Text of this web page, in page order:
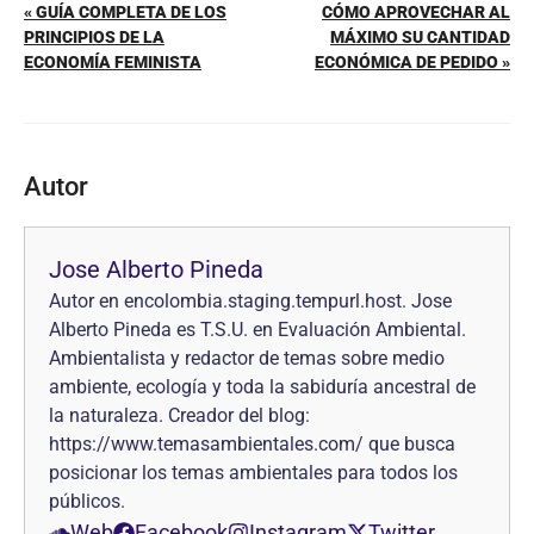
« GUÍA COMPLETA DE LOS
PRINCIPIOS DE LA
ECONOMÍA FEMINISTA
CÓMO APROVECHAR AL
MÁXIMO SU CANTIDAD
ECONÓMICA DE PEDIDO »
Autor
Jose Alberto Pineda
Autor en encolombia.staging.tempurl.host. Jose
Alberto Pineda es T.S.U. en Evaluación Ambiental.
Ambientalista y redactor de temas sobre medio
ambiente, ecología y toda la sabiduría ancestral de
la naturaleza. Creador del blog:
https://www.temasambientales.com/ que busca
posicionar los temas ambientales para todos los
públicos.